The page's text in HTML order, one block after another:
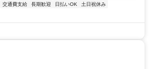
交通費支給 長期歓迎 日払いOK
土日祝休み